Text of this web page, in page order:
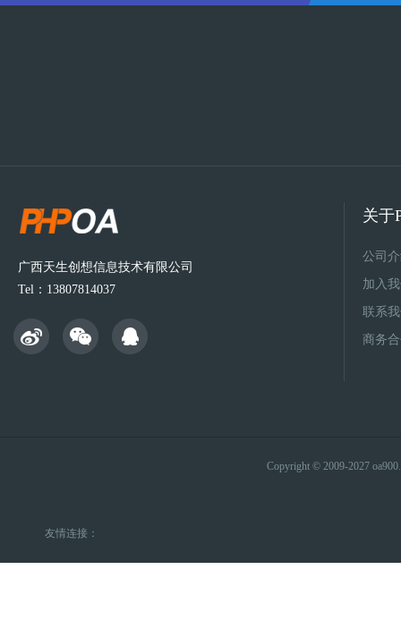
广西天生创想信息技术有限公司
Tel：13807814037
关于
公司
加入
联系
商务
Copyright © 2009-2027
友情连接：